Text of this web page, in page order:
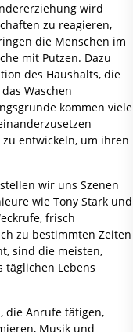
wird
zu reagieren,
die Menschen im
mit Putzen. Dazu
des Haushalts, die
Waschen
kommen viele
entwickeln, um ihren
wir uns Szenen
wie Tony Stark und
frisch
zu bestimmten Zeiten
sind die meisten,
Lebens
die Anrufe tätigen,
Musik und